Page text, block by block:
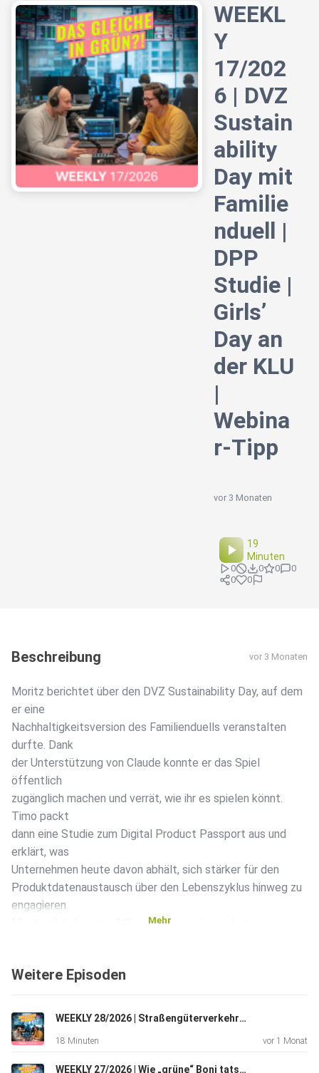
WEEKL
Y
17/202
6 | DVZ
Sustain
ability
Day mit
Familie
nduell |
DPP
Studie |
Girls’
Day an
der KLU
|
Webina
r-Tipp
vor 3 Monaten
19
Minuten
0 0 0
0
0
0
Beschreibung vor 3 Monaten
Moritz berichtet über den DVZ Sustainability Day, auf dem
er eine
Nachhaltigkeitsversion des Familienduells veranstalten
durfte. Dank
der Unterstützung von Claude konnte er das Spiel
öffentlich
zugänglich machen und verrät, wie ihr es spielen könnt.
Timo packt
dann eine Studie zum Digital Product Passport aus und
erklärt, was
Unternehmen heute davon abhält, sich stärker für den
Produktdatenaustausch über den Lebenszyklus hinweg zu
engagieren.
Moritz gibt dann das Mikro weiter an die nächste
Logistik
New Mexiko
und eine Webinarempfehlung von und mit shipzero.
Mehr
Weitere Episoden
WEEKLY 28/2026 | Straßengüterverkehr hoch drei | Chinas Pläne | Climate Ambassador | Sommerpause
18 Minuten vor 1 Monat
WEEKLY 27/2026 | Wie „grüne“ Boni tatsächlich wirken | Natrium-Ionen-Batterien | SDG-Fortschrittsbericht